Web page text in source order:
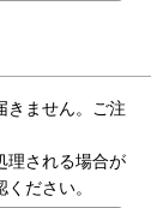
きません。ご注
理される場合が
ださい。